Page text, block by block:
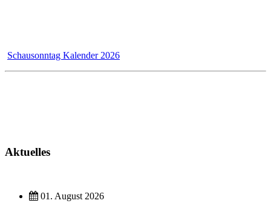
Schausonntag Kalender 2026
Aktuelles
01. August 2026